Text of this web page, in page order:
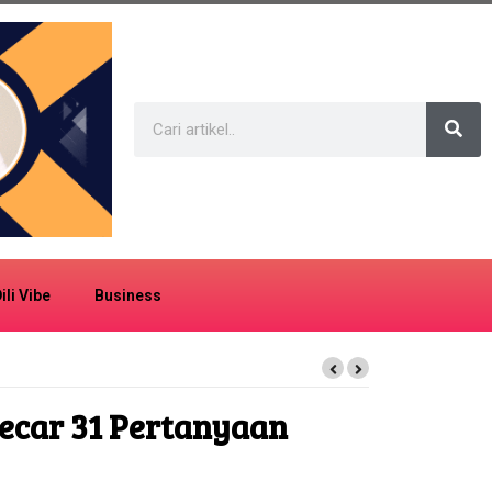
Vibe Business
31 Pertanyaan